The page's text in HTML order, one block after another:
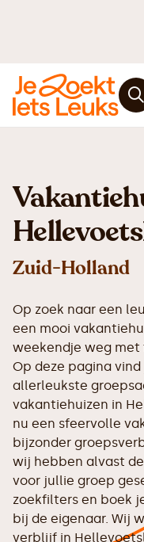
Zuid-Holland
Op zoek naar een
een mooi
weekendje weg
Op deze pagina
allerleukste
vakantiehuizen in
nu een sfeervolle
bijzonder
wij hebben alvast
voor jullie groep
zoekfilters en boek
bij de eigenaar. Wij
verblijf in